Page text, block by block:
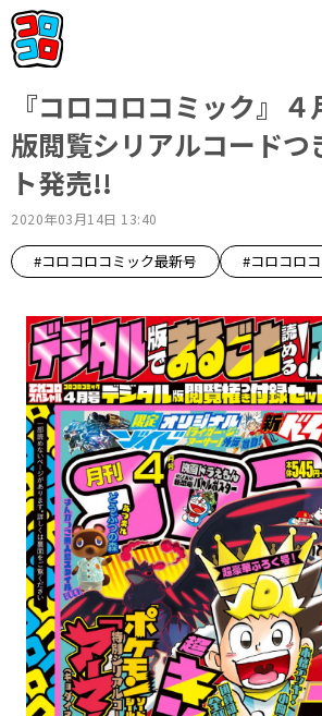
『コロコロコミック』
版閲覧シリアルコードつ
ト発売!!
2020年03月14日 13:40
#コロコロコミック最新号 #コロコロ